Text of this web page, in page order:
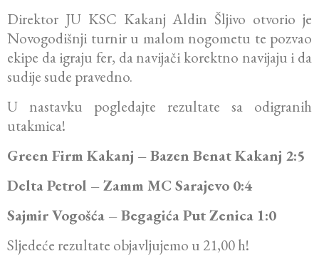
Direktor JU KSC Kakanj Aldin Šljivo otvorio je
Novogodišnji turnir u malom nogometu te pozvao
ekipe da igraju fer, da navijači korektno navijaju i da
sudije sude pravedno.
U nastavku pogledajte rezultate sa odigranih
utakmica!
Green Firm Kakanj – Bazen Benat Kakanj 2:5
Delta Petrol – Zamm MC Sarajevo 0:4
Sajmir Vogošća – Begagića Put Zenica 1:0
Sljedeće rezultate objavljujemo u 21,00 h!